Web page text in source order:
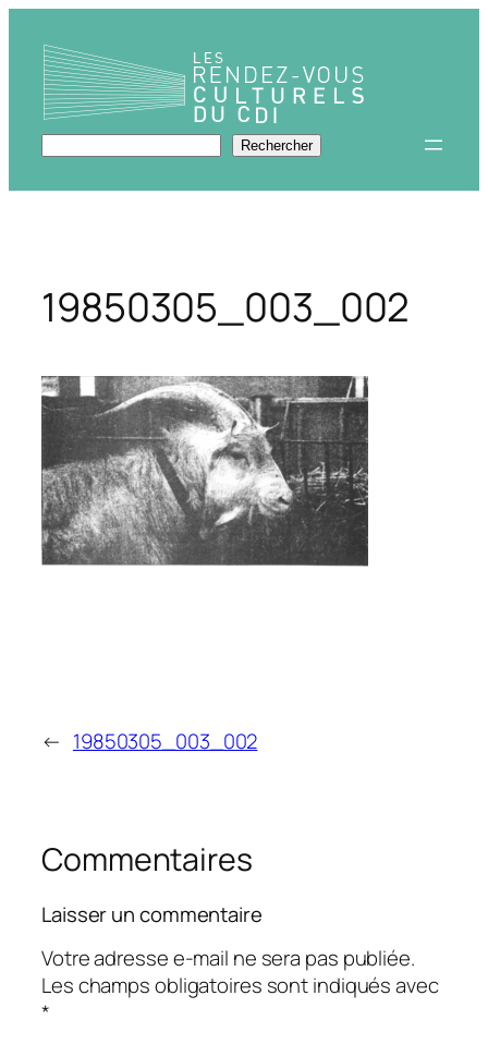
contenu
Rechercher Rechercher
19850305_003_002
← 19850305_003_002
Commentaires
Laisser un commentaire
Votre adresse e-mail ne sera pas publiée.
Les champs obligatoires sont indiqués avec
*